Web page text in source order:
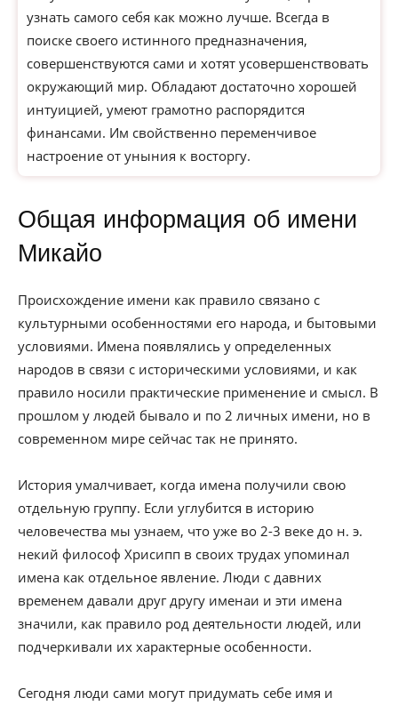
узнать самого себя как можно лучше. Всегда в
поиске своего истинного предназначения,
совершенствуются сами и хотят усовершенствовать
окружающий мир. Обладают достаточно хорошей
интуицией, умеют грамотно распорядится
финансами. Им свойственно переменчивое
настроение от уныния к восторгу.
Общая информация об имени
Микайо
Происхождение имени как правило связано с
культурными особенностями его народа, и бытовыми
условиями. Имена появлялись у определенных
народов в связи с историческими условиями, и как
правило носили практические применение и смысл. В
прошлом у людей бывало и по 2 личных имени, но в
современном мире сейчас так не принято.
История умалчивает, когда имена получили свою
отдельную группу. Если углубится в историю
человечества мы узнаем, что уже во 2-3 веке до н. э.
некий философ Хрисипп в своих трудах упоминал
имена как отдельное явление. Люди с давних
временем давали друг другу именаи и эти имена
значили, как правило род деятельности людей, или
подчеркивали их характерные особенности.
Сегодня люди сами могут придумать себе имя и